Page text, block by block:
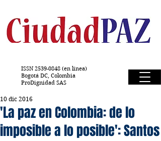
ISSN 2539-0848 (en línea)
Bogotá DC, Colombia
ProDignidad SAS
'La paz en Colombia: de lo
imposible a lo posible': Santos
10 dic 2016